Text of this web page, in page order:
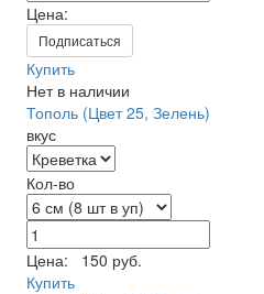
Цена:
Подписаться
Купить
Нет в наличии
Тополь (Цвет 25, Зелень)
вкус
Кол-во
Цена:
150 руб.
Купить